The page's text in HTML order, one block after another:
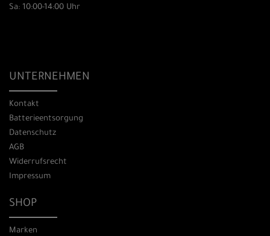
Sa: 10:00-14:00 Uhr
UNTERNEHMEN
Kontakt
Batterieentsorgung
Datenschutz
AGB
Widerrufsrecht
Impressum
SHOP
Marken